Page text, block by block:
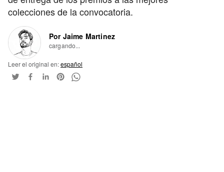
colecciones de la convocatoria.
Por Jaime Martinez
cargando...
Leer el original en:español